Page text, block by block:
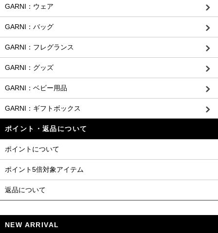
GARNI：ウェア
GARNI：バッグ
GARNI：フレグランス
GARNI：グッズ
GARNI：ベビー用品
GARNI：ギフトボックス
ポイント・返品について
ポイントについて
ポイント5倍対象アイテム
返品について
NEW ARRIVAL